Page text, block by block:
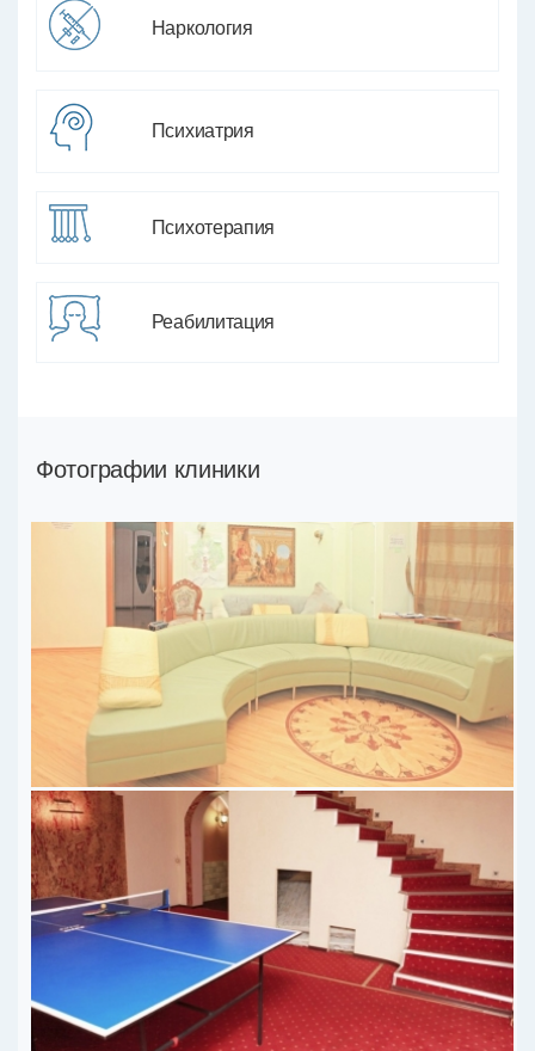
Наркология
Психиатрия
Психотерапия
Реабилитация
Фотографии клиники